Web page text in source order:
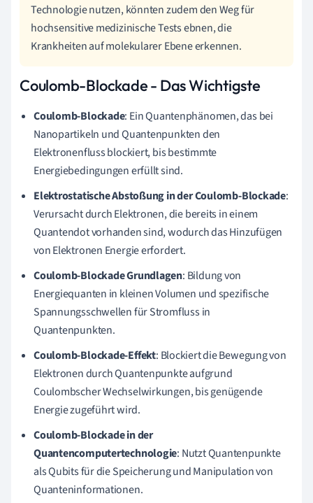
Technologie nutzen, könnten zudem den Weg für
hochsensitive medizinische Tests ebnen, die
Krankheiten auf molekularer Ebene erkennen.
Coulomb-Blockade - Das Wichtigste
Coulomb-Blockade: Ein Quantenphänomen, das bei
Nanopartikeln und Quantenpunkten den
Elektronenfluss blockiert, bis bestimmte
Energiebedingungen erfüllt sind.
Elektrostatische Abstoßung in der Coulomb-Blockade:
Verursacht durch Elektronen, die bereits in einem
Quantendot vorhanden sind, wodurch das Hinzufügen
von Elektronen Energie erfordert.
Coulomb-Blockade Grundlagen: Bildung von
Energiequanten in kleinen Volumen und spezifische
Spannungsschwellen für Stromfluss in
Quantenpunkten.
Coulomb-Blockade-Effekt: Blockiert die Bewegung von
Elektronen durch Quantenpunkte aufgrund
Coulombscher Wechselwirkungen, bis genügende
Energie zugeführt wird.
Coulomb-Blockade in der
Quantencomputertechnologie: Nutzt Quantenpunkte
als Qubits für die Speicherung und Manipulation von
Quanteninformationen.